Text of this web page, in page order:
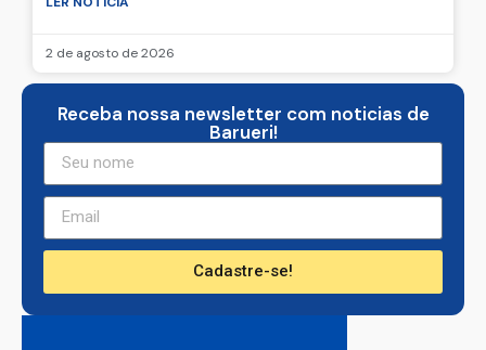
2 de agosto de 2026
Receba nossa newsletter com noticias de
Barueri!
Cadastre-se!